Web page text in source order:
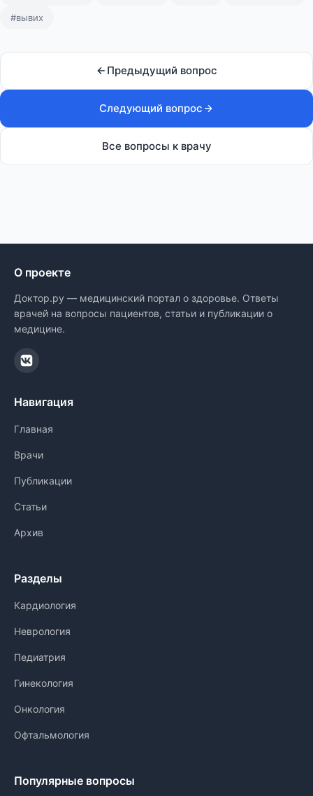
#вывих
Предыдущий вопрос
Следующий вопрос
Все вопросы к врачу
О проекте
Доктор.ру — медицинский портал о здоровье. Ответы
врачей на вопросы пациентов, статьи и публикации о
медицине.
Навигация
Главная
Врачи
Публикации
Статьи
Архив
Разделы
Кардиология
Неврология
Педиатрия
Гинекология
Онкология
Офтальмология
Популярные вопросы